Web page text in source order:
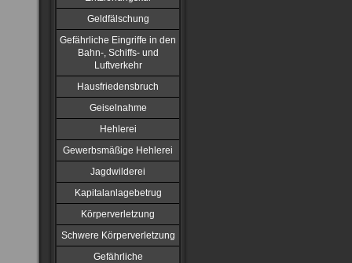
Geldfälschung
Gefährliche Eingriffe in den
Bahn-, Schiffs- und
Luftverkehr
Hausfriedensbruch
Geiselnahme
Hehlerei
Gewerbsmäßige Hehlerei
Jagdwilderei
Kapitalanlagebetrug
Körperverletzung
Schwere Körperverletzung
Gefährliche